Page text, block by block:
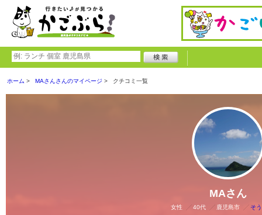
ホーム MAさんさんのマイページ クチコミ一覧
MAさん
女性 40代 鹿児島市 そ